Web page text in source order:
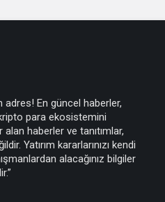
adres! En güncel haberler,
para ekosistemini
alan haberler ve tanıtımlar,
Yatırım kararlarınızı kendi
alacağınız bilgiler